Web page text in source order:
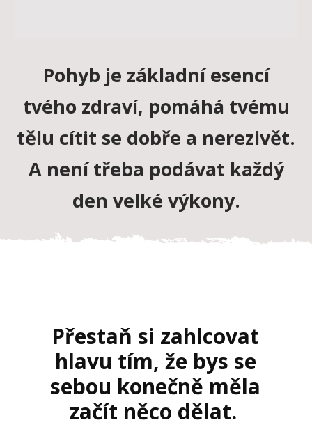
Pohyb je základní esencí
tvého zdraví, pomáhá tvému
tělu cítit se dobře a nerezivět.
A není třeba podávat každý
den velké výkony.
Přestaň si zahlcovat
hlavu tím, že bys se
sebou konečně měla
začít něco dělat.